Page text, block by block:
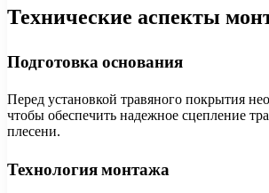
Технические аспекты
Подготовка основания
Перед установкой травяного покрытия
чтобы обеспечить надежное сцепление
плесени.
Технология монтажа